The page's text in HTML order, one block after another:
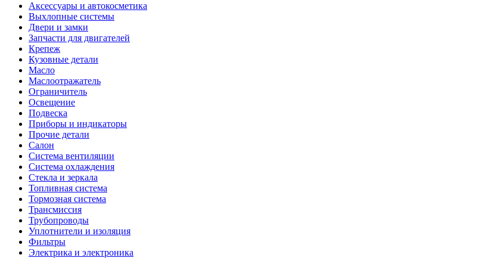
Аксессуары и автокосметика
Выхлопные системы
Двери и замки
Запчасти для двигателей
Крепеж
Кузовные детали
Масло
Маслоотражатель
Ограничитель
Освещение
Подвеска
Приборы и индикаторы
Прочие детали
Салон
Система вентиляции
Система охлаждения
Стекла и зеркала
Топливная система
Тормозная система
Трансмиссия
Трубопроводы
Уплотнители и изоляция
Фильтры
Электрика и электроника